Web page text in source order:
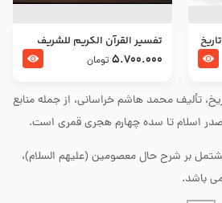
تألیف محمد هاشم خراسانی، از جمله منابع
صدر اسلام تا سده چهارم هجری قمری است.
بر شرح حال معصومین (علیهم السلام)،
باشد.
تفسير القرآن الكريم للشريف
المرتضي قدس سرّه
5.700.000 تومان